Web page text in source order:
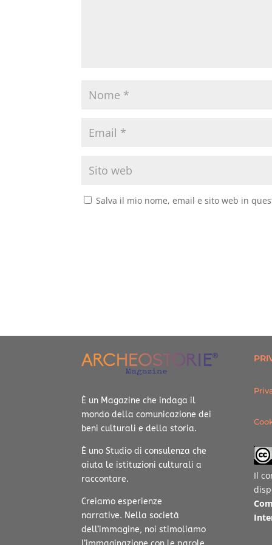
Salva il mio nome, email e sito web in
È un Magazine che indaga il
mondo della comunicazione dei
beni culturali e della storia.
È uno Studio di consulenza che
aiuta le istituzioni culturali a
raccontare.
Creiamo esperienze
narrative. Nella società
dell’immagine, noi stimoliamo
Il